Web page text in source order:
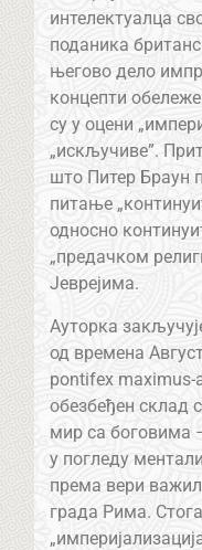
интелектуалца
поданика
његово дело
концепти
су у оцени
„искључиве”.
што Питер Браун
питање
односно
„предачком
Јеврејима.
Ауторка
од времена
pontifex maximus-
обезбеђен склад
мир са боговима
у погледу
према вери
града Рима. Стога